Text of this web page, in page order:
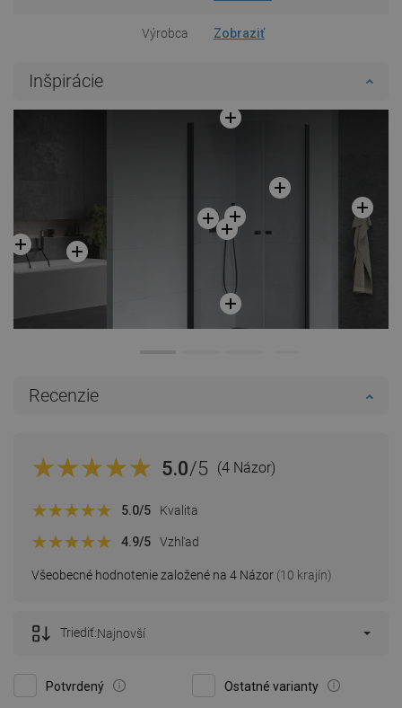
Výrobca Zobraziť
Inšpirácie
Recenzie
5.0/5 (4 Názor)
Všeobecné hodnotenie založené na 4 Názor (10 krajín)
5.0/5 Kvalita
4.9/5 Vzhľad
Potvrdený Ostatné varianty
Triediť:Najnovší